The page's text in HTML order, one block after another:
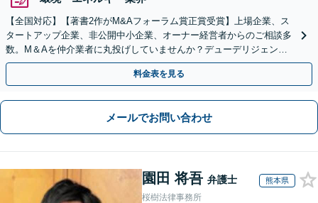
【全国対応】【著書2作がM&Aフォーラム賞正賞受賞】上場企業、ス
タートアップ企業、非公開中小企業、オーナー経営者からのご相談多
数。M＆Aを仲介業者に丸投げしていませんか？デューデリジェンス
や契約書作成・交渉はお任せください【初回無料】
料金表を見る
メールでお問い合わせ
園田 将吾 弁護士 熊本県
桜樹法律事務所